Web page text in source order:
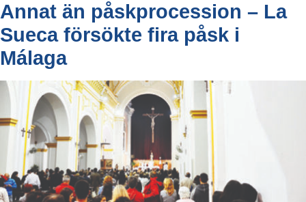
Annat än påskprocession – La
Sueca försökte fira påsk i
Málaga